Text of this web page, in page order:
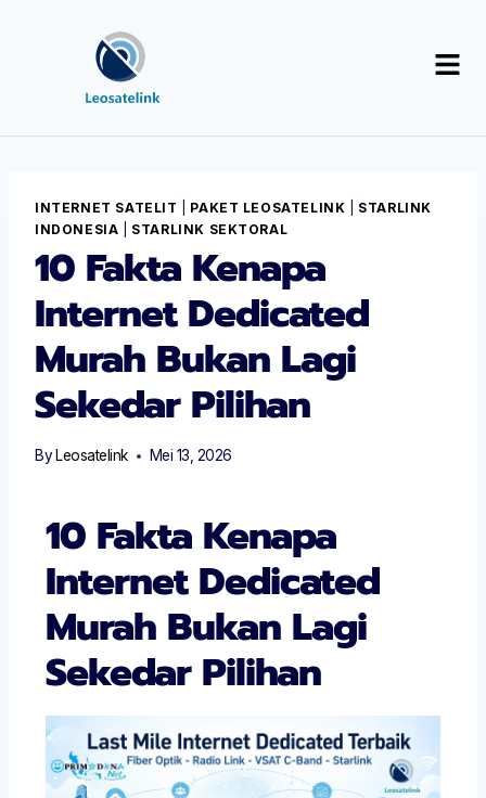
INTERNET SATELIT PAKET LEOSATELINK
STARLINK
INDONESIA
STARLINK SEKTORAL
10 Fakta Kenapa
Internet Dedicated
Murah Bukan Lagi
Sekedar Pilihan
By Leosatelink Mei 13, 2026
10 Fakta Kenapa
Internet Dedicated
Murah Bukan Lagi
Sekedar Pilihan